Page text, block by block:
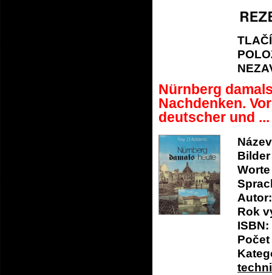
Nürnberg
Nachdenken.
deutscher und ...
Autor:
Rok
ISBN: